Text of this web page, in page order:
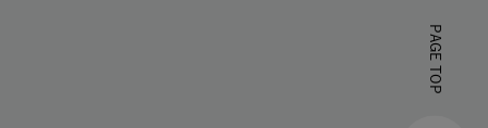
PAGE TOP